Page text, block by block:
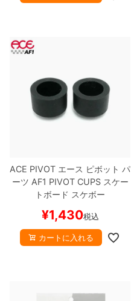
ACE PIVOT エース ピボット パ
ーツ AF1 PIVOT CUPSスケー
トボード スケボー
¥1,430税込
カートに入れる